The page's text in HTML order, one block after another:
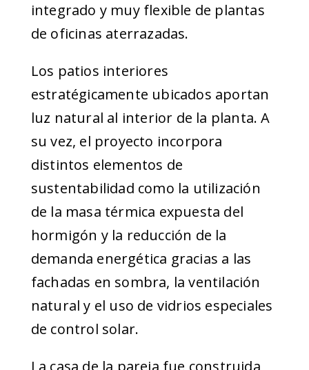
integrado y muy flexible de plantas
de oficinas aterrazadas.
Los patios interiores
estratégicamente ubicados aportan
luz natural al interior de la planta. A
su vez, el proyecto incorpora
distintos elementos de
sustentabilidad como la utilización
de la masa térmica expuesta del
hormigón y la reducción de la
demanda energética gracias a las
fachadas en sombra, la ventilación
natural y el uso de vidrios especiales
de control solar.